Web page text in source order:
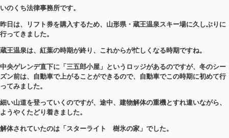
いのくち法律事務所です。
昨日は、リフト券を購入するため、山形県・蔵王温泉スキー場に久しぶりに
行ってきました。
蔵王温泉は、紅葉の時期が終り、これからが忙しくなる時期ですね。
中央ゲレンデ直下に「三五郎小屋」というロッジがあるのですが、冬のシー
ズン前は、自動車で上がることができるので、自動車でこの時期に初めて行
ってみました。
細い山道を登っていくのですが、途中、建物解体の重機とすれ違いながら、
ようやくたどり着きました。
解体されていたのは「スターライト 樹氷の家」でした。